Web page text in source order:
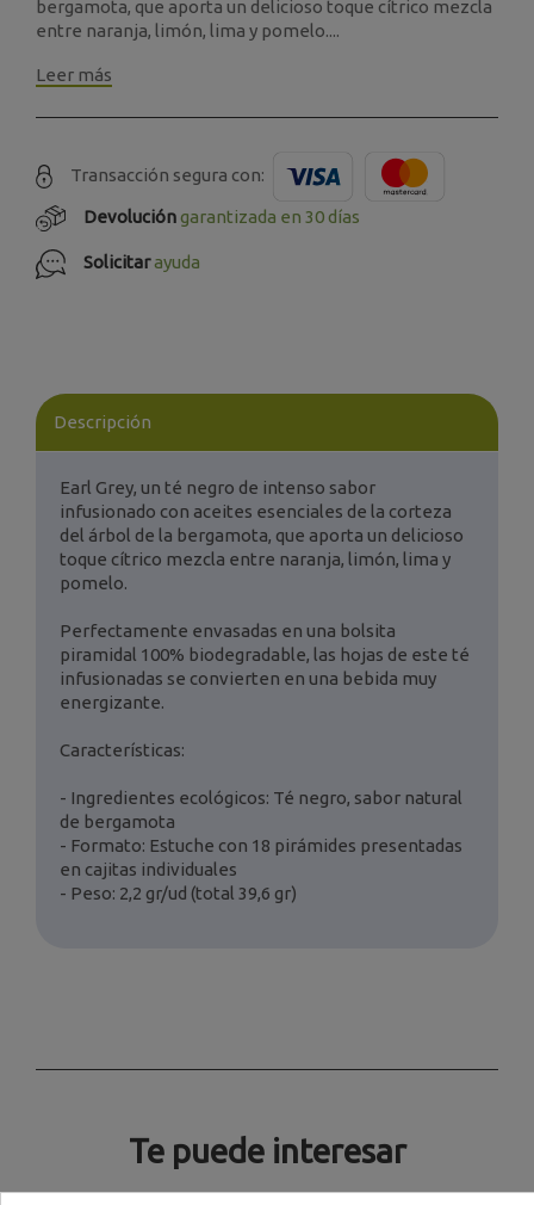
bergamota, que aporta un delicioso toque cítrico mezcla
entre naranja, limón, lima y pomelo....
Leer más
Transacción segura con:
Devolucióngarantizada en 30 días
Solicitarayuda
Descripción
Earl Grey, un té negro de intenso sabor
infusionado con aceites esenciales de la corteza
del árbol de la bergamota, que aporta un delicioso
toque cítrico mezcla entre naranja, limón, lima y
pomelo.
Perfectamente envasadas en una bolsita
piramidal 100% biodegradable, las hojas de este té
infusionadas se convierten en una bebida muy
energizante.
Características:
- Ingredientes ecológicos: Té negro, sabor natural
de bergamota
- Formato: Estuche con 18 pirámides presentadas
en cajitas individuales
- Peso: 2,2 gr/ud (total 39,6 gr)
Te puede interesar